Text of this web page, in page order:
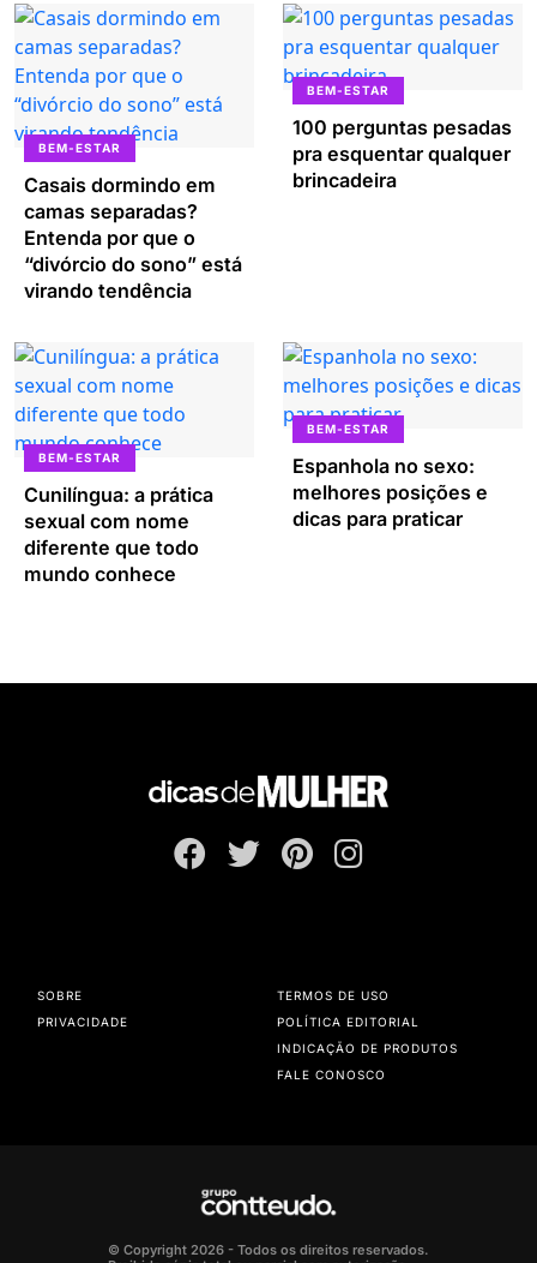
BEM-ESTAR
Casais dormindo em
camas separadas?
Entenda por que o
“divórcio do sono” está
virando tendência
BEM-ESTAR
100 perguntas pesadas
pra esquentar qualquer
brincadeira
BEM-ESTAR
Cunilíngua: a prática
sexual com nome
diferente que todo
mundo conhece
BEM-ESTAR
Espanhola no sexo:
melhores posições e
dicas para praticar
SOBRE
PRIVACIDADE
TERMOS DE USO
POLÍTICA EDITORIAL
INDICAÇÃO DE PRODUTOS
FALE CONOSCO
© Copyright 2026 - Todos os direitos reservados.